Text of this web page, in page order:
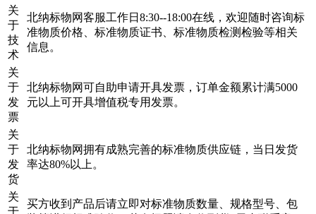
关
于
技
术
北纳标物网客服工作日8:30--18:00在线，欢迎随时咨询标
准物质价格、标准物质证书、标准物质检测检验等相关
信息。
关
于
发
票
北纳标物网可自助申请开具发票，订单金额累计满5000
元以上可开具增值税专用发票。
关
于
发
货
北纳标物网拥有成熟完善的标准物质供应链，当日发货
率达80%以上。
关
买方收到产品后请立即对标准物质数量、规格型号、包